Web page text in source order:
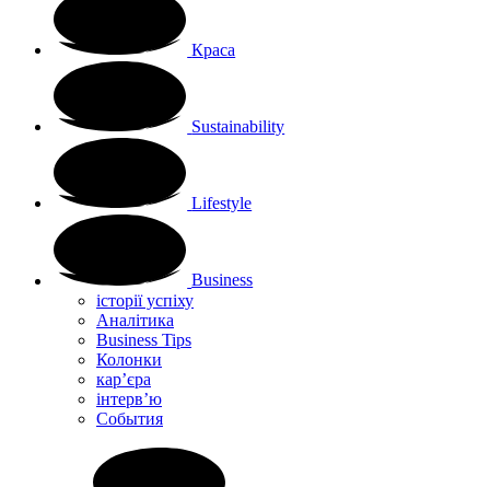
Краса
Sustainability
Lifestyle
Business
історії успіху
Аналітика
Business Tips
Колонки
кар’єра
інтерв’ю
Cобытия